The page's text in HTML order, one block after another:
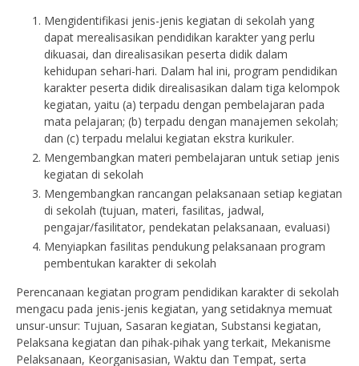
Mengidentifikasi jenis-jenis kegiatan di sekolah yang
dapat merealisasikan pendidikan karakter yang perlu
dikuasai, dan direalisasikan peserta didik dalam
kehidupan sehari-hari. Dalam hal ini, program pendidikan
karakter peserta didik direalisasikan dalam tiga kelompok
kegiatan, yaitu (a) terpadu dengan pembelajaran pada
mata pelajaran; (b) terpadu dengan manajemen sekolah;
dan (c) terpadu melalui kegiatan ekstra kurikuler.
Mengembangkan materi pembelajaran untuk setiap jenis
kegiatan di sekolah
Mengembangkan rancangan pelaksanaan setiap kegiatan
di sekolah (tujuan, materi, fasilitas, jadwal,
pengajar/fasilitator, pendekatan pelaksanaan, evaluasi)
Menyiapkan fasilitas pendukung pelaksanaan program
pembentukan karakter di sekolah
Perencanaan kegiatan program pendidikan karakter di sekolah
mengacu pada jenis-jenis kegiatan, yang setidaknya memuat
unsur-unsur: Tujuan, Sasaran kegiatan, Substansi kegiatan,
Pelaksana kegiatan dan pihak-pihak yang terkait, Mekanisme
Pelaksanaan, Keorganisasian, Waktu dan Tempat, serta